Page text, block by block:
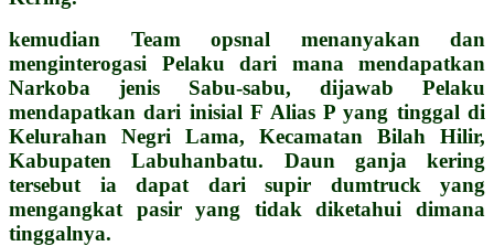
kemudian Team opsnal menanyakan dan
menginterogasi Pelaku dari mana mendapatkan
Narkoba jenis Sabu-sabu, dijawab Pelaku
mendapatkan dari inisial F Alias P yang tinggal di
Kelurahan Negri Lama, Kecamatan Bilah Hilir,
Kabupaten Labuhanbatu. Daun ganja kering
tersebut ia dapat dari supir dumtruck yang
mengangkat pasir yang tidak diketahui dimana
tinggalnya.